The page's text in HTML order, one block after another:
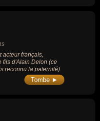
acteur français,
fils d'Alain Delon (ce
reconnu la paternité).
Tombe ►